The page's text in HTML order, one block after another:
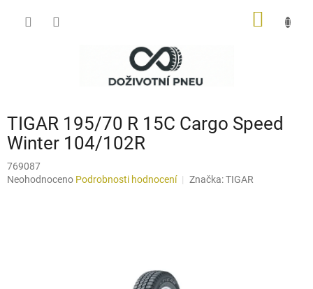
TIGAR 195/70 R 15C Cargo Speed
Winter 104/102R
769087
Průměrné
Neohodnoceno Podrobnosti hodnocení Značka:TIGAR